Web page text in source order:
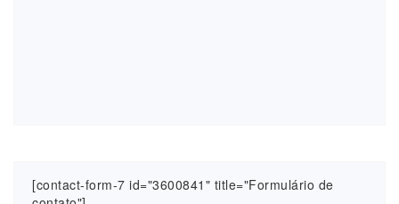
[contact-form-7 id="3600841" title="Formulário de